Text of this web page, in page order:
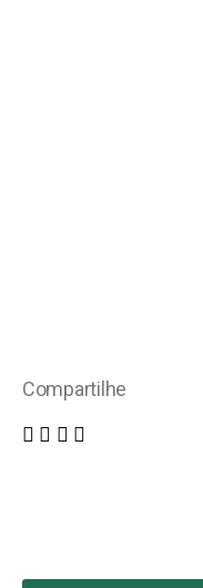
Compartilhe